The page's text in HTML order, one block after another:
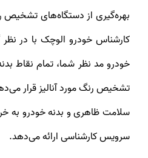
بهره‌گیری از دستگاه‌های تشخیص
کارشناس خودرو الوچک با در نظر
خودرو مد نظر شما، تمام نقاط بدنه آن
تشخیص رنگ مورد آنالیز قرار می‌دهد
سلامت ظاهری و بدنه خودرو به
سرویس کارشناسی ارائه می‌دهد.